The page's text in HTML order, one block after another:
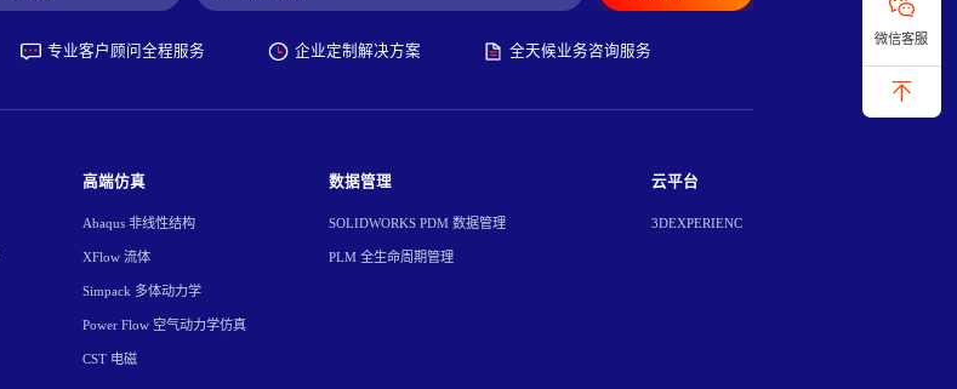
专业客户顾问全程服务 企业定制解决方案 全天候业务咨询服务
高端仿真
Abaqus 非线性结构
XFlow 流体
Simpack 多体动力学
Power Flow 空气动力学仿真
CST 电磁
数据管理
SOLIDWORKS PDM 数据管理
PLM 全生命周期管理
云平台
3DEXPERIENC
微信客服